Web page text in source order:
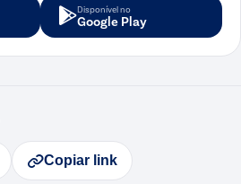
Disponível no
Google Play
Copiar link